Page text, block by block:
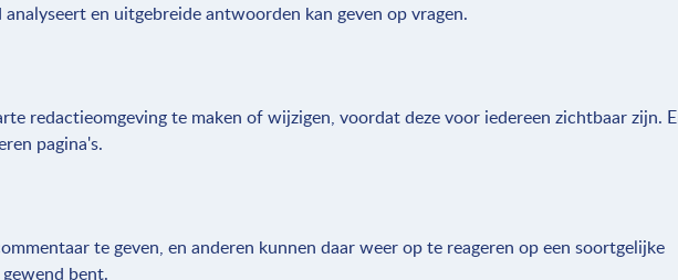
en uitgebreide antwoorden kan geven op vragen.
redactieomgeving te maken of wijzigen, voordat deze voor iedereen zichtbaar zijn.
pagina's.
te geven, en anderen kunnen daar weer op te reageren op een soortgelijke
bent.